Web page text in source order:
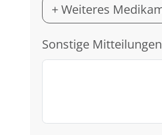
+ Weiteres
Sonstige Mitteilungen